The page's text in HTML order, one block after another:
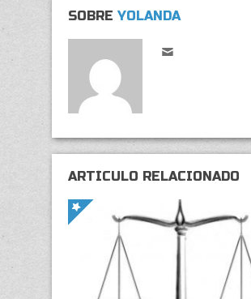
SOBRE YOLANDA
ARTÍCULO RELACIONADO